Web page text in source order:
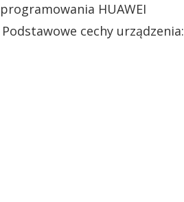
HUAWEI
cechy urządzenia: